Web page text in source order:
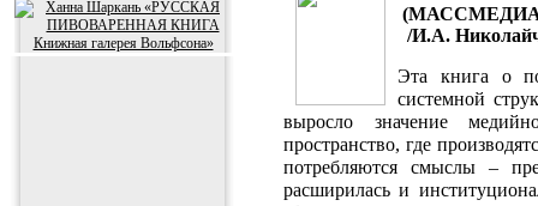
/И.А.
Эта книга о
системной
выросло значение
пространство, где
потребляются смыслы –
расширилась и